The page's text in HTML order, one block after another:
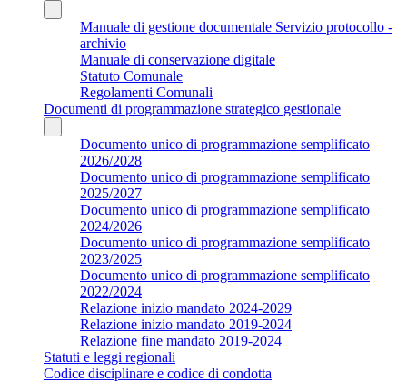
Manuale di gestione documentale Servizio protocollo -
archivio
Manuale di conservazione digitale
Statuto Comunale
Regolamenti Comunali
Documenti di programmazione strategico gestionale
Documento unico di programmazione semplificato
2026/2028
Documento unico di programmazione semplificato
2025/2027
Documento unico di programmazione semplificato
2024/2026
Documento unico di programmazione semplificato
2023/2025
Documento unico di programmazione semplificato
2022/2024
Relazione inizio mandato 2024-2029
Relazione inizio mandato 2019-2024
Relazione fine mandato 2019-2024
Statuti e leggi regionali
Codice disciplinare e codice di condotta